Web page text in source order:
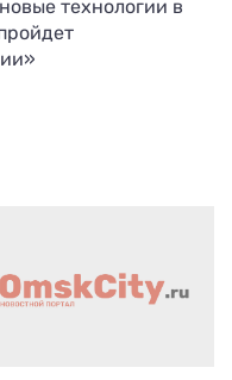
технологии в